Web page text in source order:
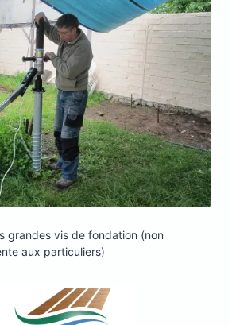
grandes vis de fondation (non
aux particuliers)